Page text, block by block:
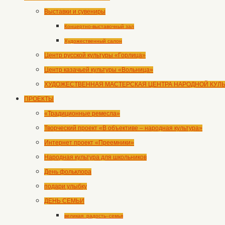
Выставки и сувениры
Концертно-выставочный зал
Художественный салон
Центр русской культуры «Горлица»
Центр казачьей культуры «Вольница»
ХУДОЖЕСТВЕННАЯ МАСТЕРСКАЯ ЦЕНТРА НАРОДНОЙ
ПРОЕКТЫ
«Традиционные ремесла»
Творческий проект «В объективе – народная культура»
Интернет проект «Преемники»
Народная культура для школьников
День фольклора
подари улыбку
ДЕНЬ СЕМЬИ
великая_радость–семья